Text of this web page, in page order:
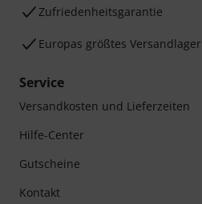
Zufriedenheitsgarantie
Europas größtes Versandlager
Service
Versandkosten und Lieferzeiten
Hilfe-Center
Gutscheine
Kontakt